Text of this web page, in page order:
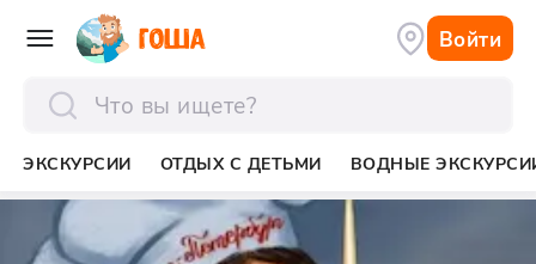
Войти
ЭКСКУРСИИ ОТДЫХ С ДЕТЬМИ ВОДНЫЕ